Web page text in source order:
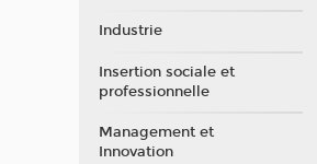
Industrie
Insertion sociale et
professionnelle
Management et
Innovation